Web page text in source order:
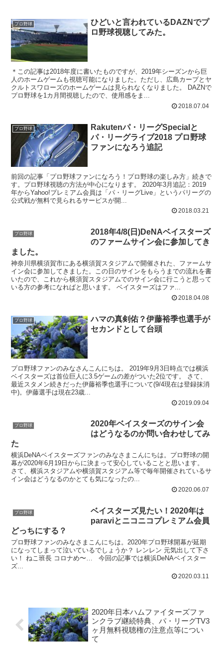
プロ野球
ひどいと言われているDAZNでプ
ロ野球視聴してみた。
＊この記事は2018年度に書いたものですが、2019年シーズンから巨
人のホームゲームも視聴可能になりました。ただし、広島カープとヤ
クルトスワローズのホームゲームは見られなくなりました。 DAZNで
プロ野球を1カ月間視聴したので、使用感をま...
2018.07.04
プロ野球
Rakutenパ・リーグSpecialと
パ・リーグライブ2018 プロ野球
ファンになろう追記
前回の記事「プロ野球ファンになろう！プロ野球の楽しみ方」続きで
す。プロ野球視聴の方法が中心になります。 2020年3月追記：2019
年からYahoo!プレミアム会員は「パ・リーグLive」というパリーグの
公式戦が無料で見られるサービスが開...
2018.03.21
プロ野球
2018年4/8(日)DeNAベイスターズ
のファームサイン会に参加してき
ました。
神奈川県横須賀市にある横須賀スタジアムで開催された、ファームサ
イン会に参加してきました。この日のサインをもらうまでの流れを書
いたので、これから横須賀スタジアムでのサイン会に行こうと思って
いる方の参考になればと思います。 ベイスターズはファ...
2018.04.08
プロ野球
ハマの真剣佑？伊藤裕季也選手が
セカンドとして台頭
プロ野球ファンのみなさんこんにちは。 2019年9月3日時点では横浜
ベイスターズは首位巨人に3.5ゲームの差がついた2位です。 さて、
最近スタメン続きだった伊藤裕季也選手について(9/4現在は登録抹消
中)。伊藤選手は現在23歳...
2019.09.04
プロ野球
2020年ベイスターズのサイン会
はどうなるのか問い合わせしてみ
た
横浜DeNAベイスターズファンのみなさまこんにちは。プロ野球の開
幕が2020年6月19日からに決まって安心していることと思います。
さて、横浜スタジアムや横須賀スタジアム等で毎年開催されているサ
イン会はどうなるのかとても気になったの...
2020.06.07
プロ野球
ベイスターズ見たい！2020年は
paraviとニコニコプレミアム会員
どっちにする？
プロ野球ファンのみなさまこんにちは。2020年プロ野球開幕が延期
になってしまって泣いているでしょうか？ レンレン 元気出して下さ
い！ ねこ班長 コロナめ〜… 今回の記事では横浜DeNAベイスター
ズ...
2020.03.11
2020年日本ハムファイターズファ
ンクラブ継続特典、パ・リーグTV3
ヶ月無料視聴権の注意点等につい
て